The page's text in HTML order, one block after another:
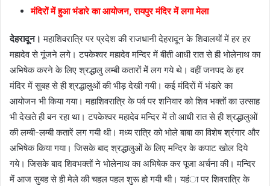
मंदिरों में हुआ भंडारे का आयोजन, रायपुर मंदिर में लगा मेला
देहरादून। महाशिवरात्रि पर प्रदेश की राजधानी देहरादून के शिवालयों में हर हर
महादेव से गूंजने लगे। टपकेश्वर महादेव मन्दिर में बीती आधी रात से ही भोलेनाथ का
अभिषेक करने के लिए श्रद्धालु लम्बी कतारों मेें लग गये थे। वहीं जनपद के हर
मंदिर में सुबह से ही श्रद्धालुओं की भीड़ देखी गयी। कई मंदिरों में भंडारे का
आयोजन भी किया गया। महाशिवरात्रि के पर्व पर शनिवार को शिव भक्तों का उत्साह
भी देखते ही बन रहा था। टपकेश्वर महादेव मन्दिर में तो आधी रात से ही श्रद्धालुओं
की लम्बी-लम्बी कतारें लग गयी थी। मध्य रात्रि को भोले बाबा का विशेष श्रंगार और
अभिषेक किया गया। जिसके बाद श्रद्धालुओं के लिए मन्दिर के कपाट खोल दिये
गये। जिसके बाद शिवभक्तों ने भोलेनाथ का अभिषेक कर पूजा अर्चना की। मन्दिर
में आज सुबह से ही मेले की चहल पहल शुरू हो गयी थी। यहंा पर शिवरात्रि के